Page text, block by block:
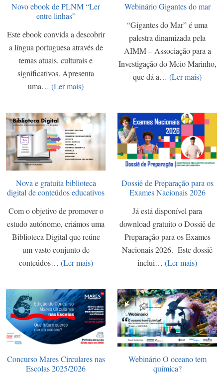
Novo ebook de PLNM “Ler
entre linhas”
Este ebook convida a descobrir
a língua portuguesa através de
temas atuais, culturais e
significativos. Apresenta
uma… (Ler mais)
Webinário Gigantes do mar
“Gigantes do Mar” é uma
palestra dinamizada pela
AIMM – Associação para a
Investigação do Meio Marinho,
que dá a… (Ler mais)
Nova e gratuita biblioteca
digital de conteúdos educativos
Com o objetivo de promover o
estudo autónomo, criámos uma
Biblioteca Digital que reúne
um vasto conjunto de
conteúdos… (Ler mais)
Dossiê de Preparação para os
Exames Nacionais 2026
Já está disponível para
download gratuito o Dossiê de
Preparação para os Exames
Nacionais 2026. Este dossiê
inclui… (Ler mais)
Concurso Mares Circulares nas
Escolas 2025/2026
Webinário O oceano tem
química?